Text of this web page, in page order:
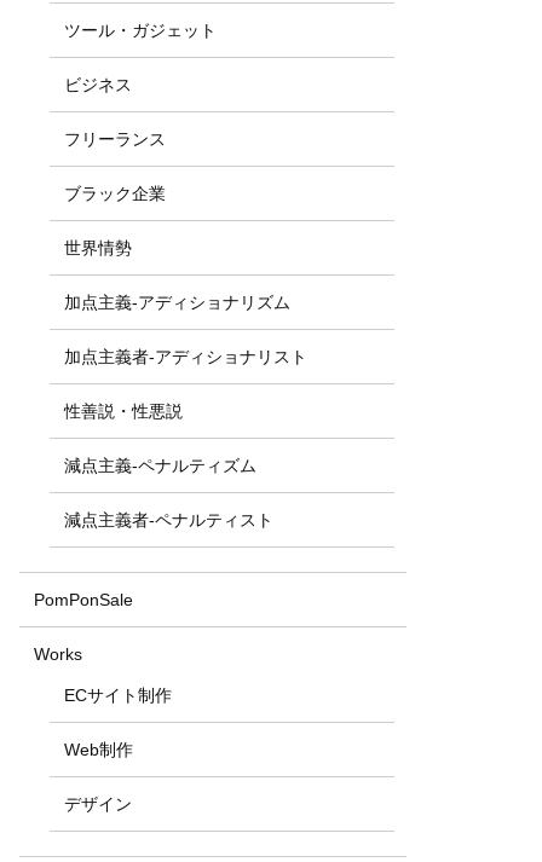
ツール・ガジェット
ビジネス
フリーランス
ブラック企業
世界情勢
加点主義-アディショナリズム
加点主義者-アディショナリスト
性善説・性悪説
減点主義-ペナルティズム
減点主義者-ペナルティスト
PomPonSale
Works
ECサイト制作
Web制作
デザイン